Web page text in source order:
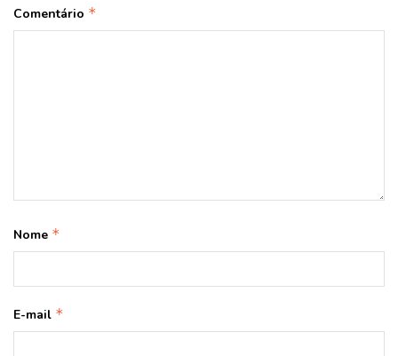
Comentário *
Nome *
E-mail *